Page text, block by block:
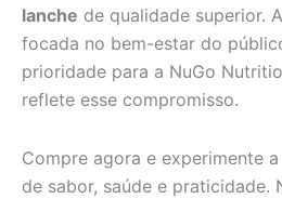
lanche de qualidade superior.
focada no bem-estar do
prioridade para a NuGo
reflete esse compromisso.
Compre agora e experimente
de sabor, saúde e praticidade.